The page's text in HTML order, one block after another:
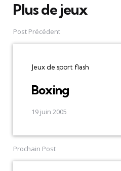
Plus de jeux
Post
navigation
Post Précédent
Jeux de sport flash
Boxing
19 juin 2005
Prochain Post